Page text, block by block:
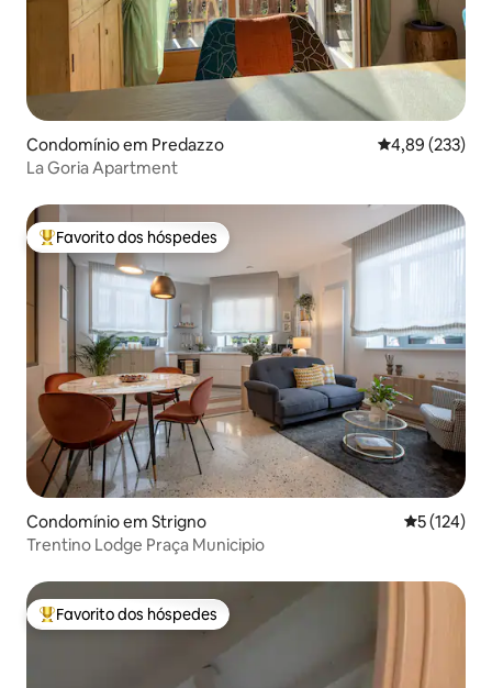
Condomínio em Predazzo Classificação
4,89 (233)
La Goria Apartment
Favoritos dos hóspedes mais apreciados
Favorito dos hóspedes
Condomínio em Strigno
5 (124)
Trentino Lodge Praça Municipio
Favoritos dos hóspedes mais apreciados
Favorito dos hóspedes